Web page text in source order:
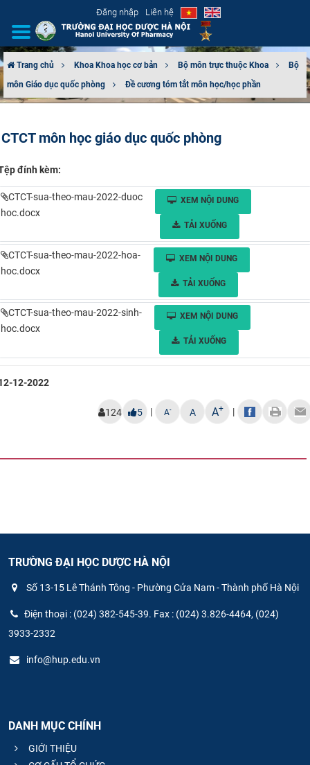
Đăng nhập Liên hệ
GIỚI THIỆU
ĐÀO TẠO
KHOA HỌC CÔNG NGHỆ
CỰU NGƯỜI HỌC
Trang chủ Khoa Khoa học cơ bản Bộ môn trực thuộc Khoa
Bộ
môn Giáo dục quốc phòng
Đề cương tóm tắt môn học/học phần
CTCT môn học giáo dục quốc phòng
đính kèm:
CTCT-sua-theo-mau-2022-duoc
hoc.docx
XEM NỘI DUNG
TẢI XUỐNG
CTCT-sua-theo-mau-2022-hoa-
hoc.docx
XEM NỘI DUNG
TẢI XUỐNG
CTCT-sua-theo-mau-2022-sinh-
hoc.docx
XEM NỘI DUNG
TẢI XUỐNG
12-2022
124 5 | A- A A+ |
TRƯỜNG ĐẠI HỌC DƯỢC HÀ NỘI
Số 13-15 Lê Thánh Tông - Phường Cửa Nam - Thành phố Hà Nội
Điện thoại : (024) 382-545-39. Fax : (024) 3.826-4464, (024)
3933-2332
info@hup.edu.vn
DANH MỤC CHÍNH
GIỚI THIỆU